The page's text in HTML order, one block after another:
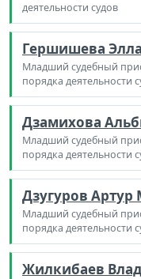
деятельности судов
Гершишева
Младший судебный
порядка деятельности
Дзамихова
Младший судебный
порядка деятельности
Дзугуров
Младший судебный
порядка деятельности
Жилкибаев